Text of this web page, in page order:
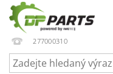
277000310